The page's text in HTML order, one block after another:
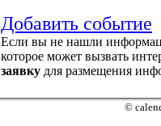
Добавить событие
Если вы не нашли
которое может вызвать
заявку для размещения
©